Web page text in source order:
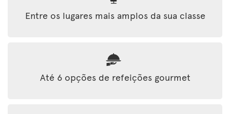
Entre os lugares mais amplos da sua classe
Até 6 opções de refeições gourmet